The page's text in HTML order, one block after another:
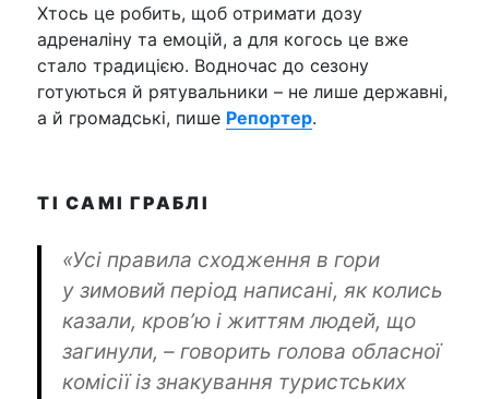
Хтось це робить, щоб отримати дозу
адреналіну та емоцій, а для когось це вже
стало традицією. Водночас до сезону
готуються й рятувальники – не лише державні,
а й громадські, пише Репортер.
ТІ САМІ ГРАБЛІ
«Усі правила сходження в гори
у зимовий період написані, як колись
казали, кров’ю і життям людей, що
загинули, – говорить голова обласної
комісії із знакування туристських